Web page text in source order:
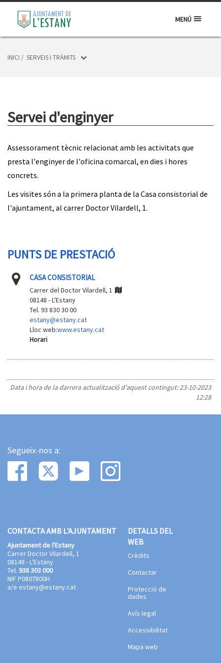
MENÚ
INICI / SERVEIS I TRÀMITS
Servei d'enginyer
Assessorament tècnic relacionat amb les activitats que
presta l'enginyer de l'oficina comarcal, en dies i hores
concrets.
Les visites són a la primera planta de la Casa consistorial de
l'ajuntament, al carrer Doctor Vilardell, 1.
PUNTS DE PRESTACIÓ
CASA CONSISTORIAL
Carrer del Doctor Vilardell, 1
08148 - L'Estany
Tel. 93 830 30 00
estany@estany.cat
Lloc web:www.estany.cat
Horari
Data i hora de la darrera actualització d'aquest contingut:23-10-2023
12:28
Segueix-nos a:
CONTACTA AMB L'AJUNTAMENT
Ajuntament de l'Estany
Carrer Doctor Vilardell, 1
08148 - L'Estany
Tel. 938 303 000
NIF P0807800H
a/e estany@estany.cat
DETALLS DEL
WEB
Crèdits
Contactar
Protecció de
dades
Avís legal
Accessibilitat
Mapa web